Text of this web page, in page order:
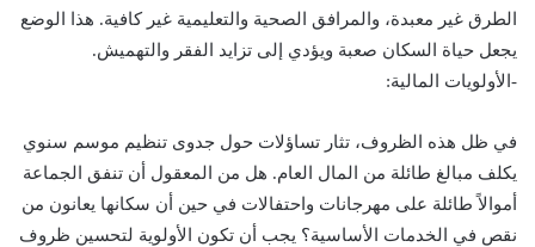
الطرق غير معبدة، والمرافق الصحية والتعليمية غير كافية. هذا الوضع
يجعل حياة السكان صعبة ويؤدي إلى تزايد الفقر والتهميش.
-الأولويات المالية:
في ظل هذه الظروف، تثار تساؤلات حول جدوى تنظيم موسم سنوي
يكلف مبالغ طائلة من المال العام. هل من المعقول أن تنفق الجماعة
أموالاً طائلة على مهرجانات واحتفالات في حين أن سكانها يعانون من
نقص في الخدمات الأساسية؟ يجب أن تكون الأولوية لتحسين ظروف